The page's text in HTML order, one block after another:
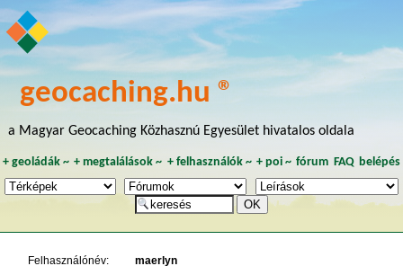
geocaching.hu ®
a Magyar Geocaching Közhasznú Egyesület hivatalos oldala
+ geoládák~ +megtalálások ~ + felhasználók~ + poi~ fórum FAQ belépés
Felhasználónév: maerlyn